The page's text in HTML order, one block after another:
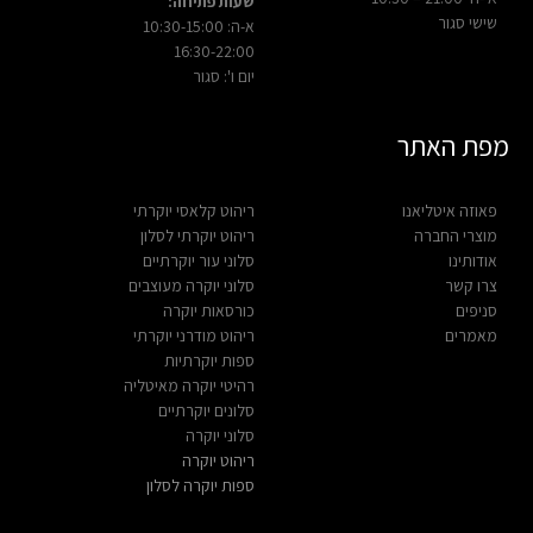
שישי סגור
א-ה: 10:30-15:00
16:30-22:00
יום ו': סגור
מפת האתר
פאוזה איטליאנו
מוצרי החברה
אודותינו
צרו קשר
סניפים
מאמרים
ריהוט קלאסי יוקרתי
ריהוט יוקרתי לסלון
סלוני עור יוקרתיים
סלוני יוקרה מעוצבים
כורסאות יוקרה
ריהוט מודרני יוקרתי
ספות יוקרתיות
רהיטי יוקרה מאיטליה
סלונים יוקרתיים
סלוני יוקרה
ריהוט יוקרה
ספות יוקרה לסלון